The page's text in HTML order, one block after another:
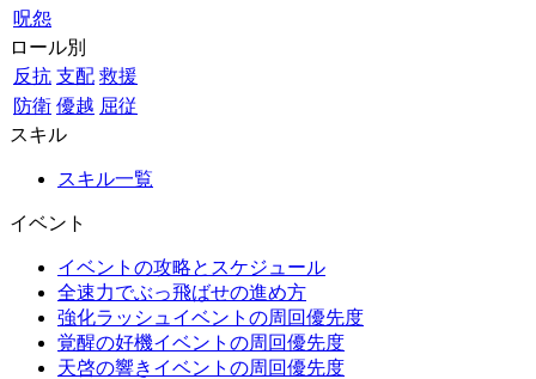
呪怨
ロール別
反抗 支配 救援
防衛 優越 屈従
スキル
スキル一覧
イベント
イベントの攻略とスケジュール
全速力でぶっ飛ばせの進め方
強化ラッシュイベントの周回優先度
覚醒の好機イベントの周回優先度
天啓の響きイベントの周回優先度